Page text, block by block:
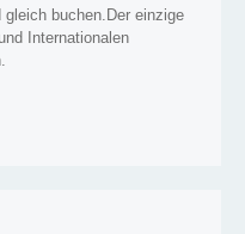
buchen.Der einzige
Internationalen